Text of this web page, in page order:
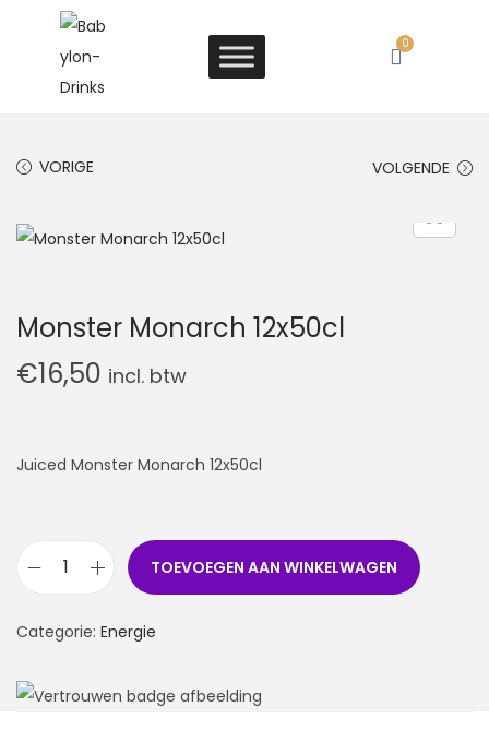
0
VORIGE VOLGENDE
Monster Monarch 12x50cl
€16,50 incl. btw
Juiced Monster Monarch 12x50cl
TOEVOEGEN AAN WINKELWAGEN
Categorie: Energie